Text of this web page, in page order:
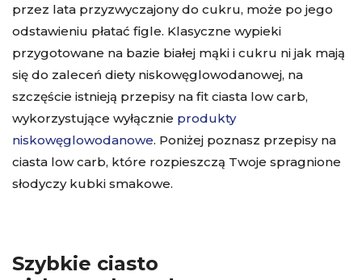
przez lata przyzwyczajony do cukru, może po jego
odstawieniu płatać figle. Klasyczne wypieki
przygotowane na bazie białej mąki i cukru ni jak mają
się do zaleceń diety niskowęglowodanowej, na
szczęście istnieją przepisy na fit ciasta low carb,
wykorzystujące wyłącznie produkty
niskowęglowodanowe. Poniżej poznasz przepisy na
ciasta low carb, które rozpieszczą Twoje spragnione
słodyczy kubki smakowe.
Szybkie ciasto